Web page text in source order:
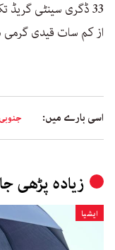
33 ڈگری سینٹی
از کم سات قیدی گرمی
اسی بارے میں:
زیادہ پڑھی
ایشیا